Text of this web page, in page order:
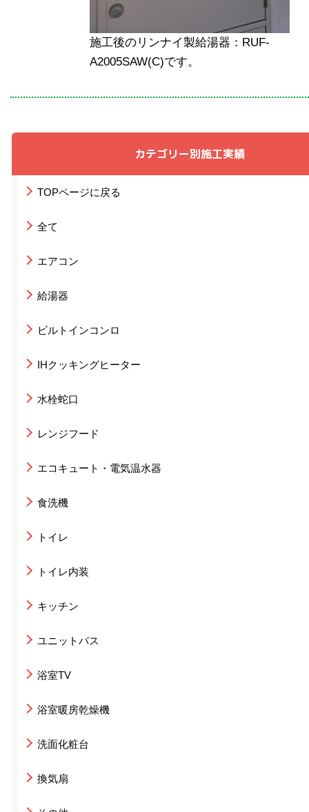
カテゴリー別施工実績
TOPページに戻る
全て
エアコン
給湯器
ビルトインコンロ
IHクッキングヒーター
水栓蛇口
レンジフード
エコキュート・電気温水器
食洗機
トイレ
トイレ内装
キッチン
ユニットバス
浴室TV
浴室暖房乾燥機
洗面化粧台
換気扇
施工後のリンナイ製給湯器：RUF-
A2005SAW(C)です。